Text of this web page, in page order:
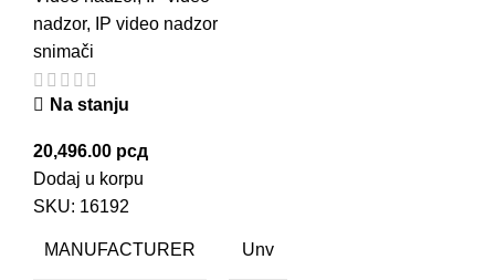
nadzor,
IP video nadzor
snimači
Na stanju
20,496.00 рсд
Dodaj u korpu
SKU: 16192
MANUFACTURER Unv